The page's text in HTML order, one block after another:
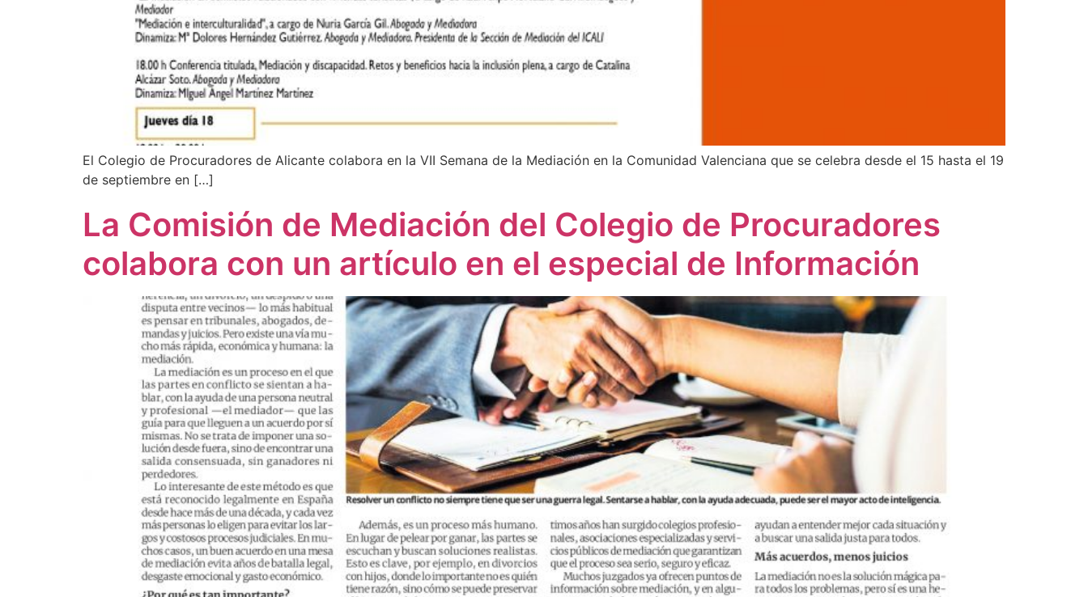
El Colegio de Procuradores de Alicante colabora en la VII Semana de la Mediación en la Comunidad Valenciana que se celebra desde el 15 hasta el 19
de septiembre en […]
La Comisión de Mediación del Colegio de Procuradores
colabora con un artículo en el especial de Información